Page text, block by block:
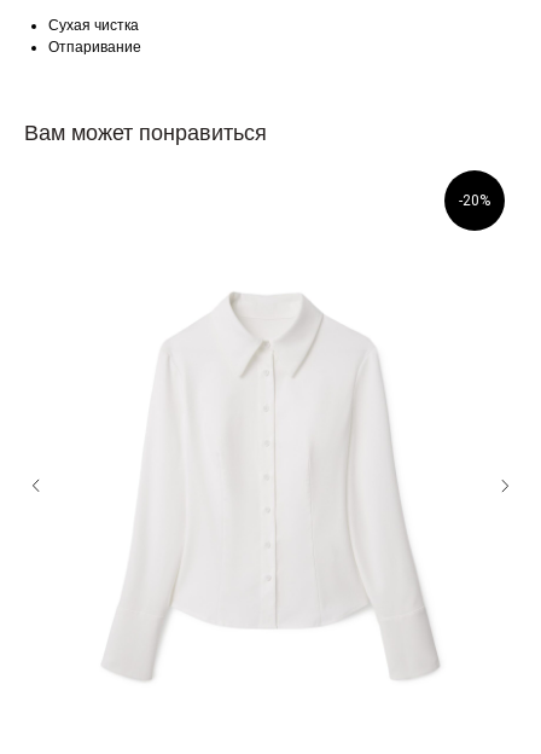
Сухая чистка
Отпаривание
Вам может понравиться
-20%